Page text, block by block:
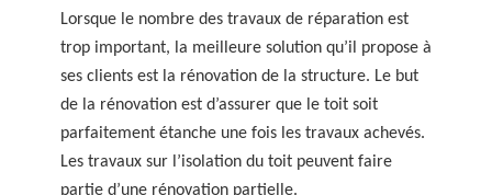
Lorsque le nombre des travaux de réparation est
trop important, la meilleure solution qu’il propose à
ses clients est la rénovation de la structure. Le but
de la rénovation est d’assurer que le toit soit
parfaitement étanche une fois les travaux achevés.
Les travaux sur l’isolation du toit peuvent faire
partie d’une rénovation partielle.